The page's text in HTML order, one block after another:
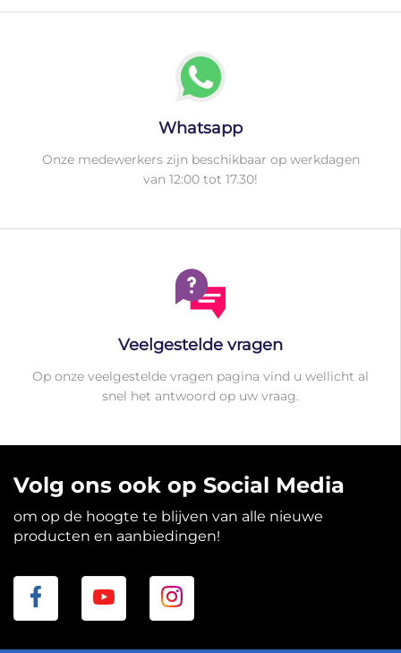
Whatsapp
Onze medewerkers zijn beschikbaar op werkdagen
van 12:00 tot 17.30!
Veelgestelde vragen
Op onze veelgestelde vragen pagina vind u wellicht al
snel het antwoord op uw vraag.
Volg ons ook op Social Media
om op de hoogte te blijven van alle nieuwe
producten en aanbiedingen!